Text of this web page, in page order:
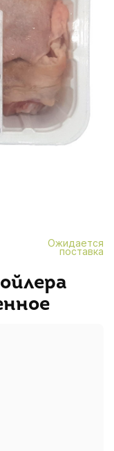
Ожидается
поставка